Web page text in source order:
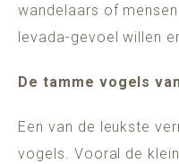
wandelaars of
levada-gevoel willen
De tamme vogels
Een van de leukste
vogels. Vooral de